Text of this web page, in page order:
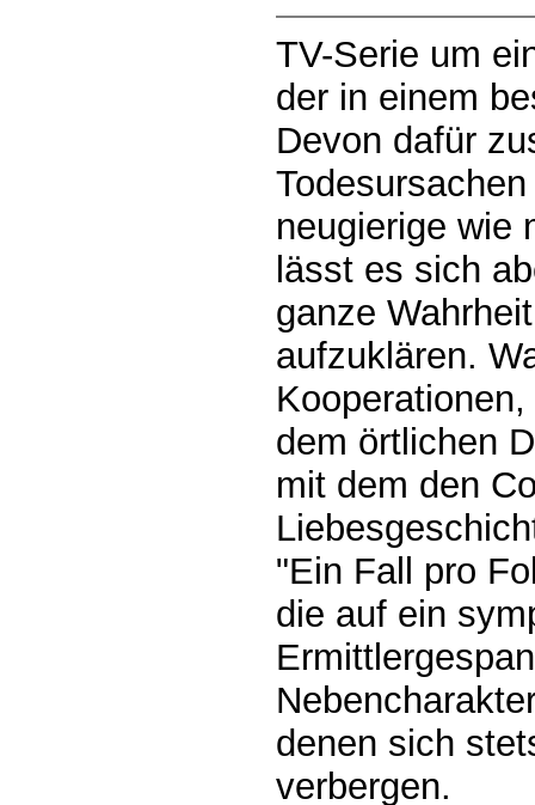
TV-Serie um
der in einem
Devon dafür
neugierige wie
lässt es sich
ganze
aufzuklären.
dem örtlichen
mit dem den
"Ein Fall pro
die auf ein
denen sich
verbergen.